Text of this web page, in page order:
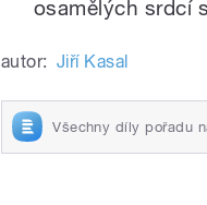
osamělých srdcí
autor: Jiří Kasal
Všechny díly pořadu